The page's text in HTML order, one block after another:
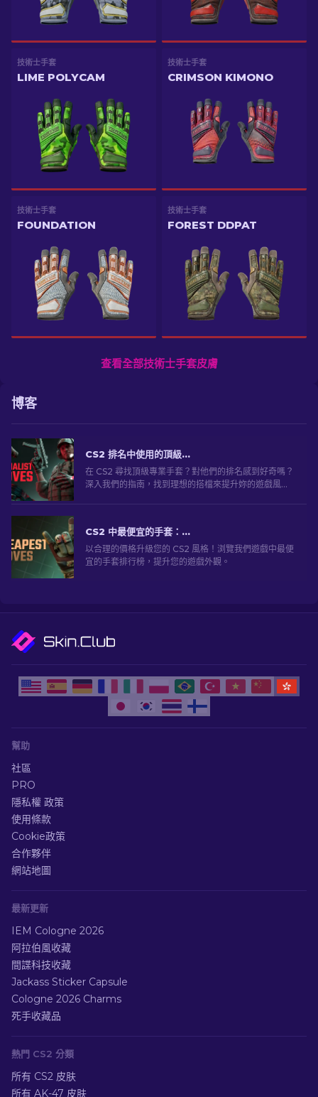
技術士手套
LIME POLYCAM
技術士手套
CRIMSON KIMONO
技術士手套
FOUNDATION
技術士手套
FOREST DDPAT
查看全部技術士手套皮膚
博客
CS2 排名中使用的頂級專業手套
在 CS2 尋找頂級專業手套？對他們的排名感到好奇嗎？
深入我們的指南，找到理想的搭檔來提升妳的遊戲風
CS2 中最便宜的手套：終極系列 [2026]
以合理的價格升級您的 CS2 風格！浏覽我們遊戲中最便
宜的手套排行榜，提升您的遊戲外觀。
幫助
社區
PRO
隱私權 政策
使用條款
Cookie政策
合作夥伴
網站地圖
最新更新
IEM Cologne 2026
阿拉伯風收藏
間諜科技收藏
Jackass Sticker Capsule
Cologne 2026 Charms
死手收藏品
熱門 CS2 分類
所有 CS2 皮肤
所有 AK-47 皮肤